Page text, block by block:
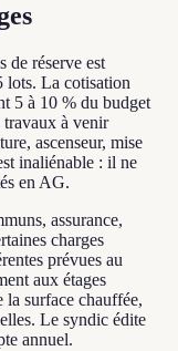
de réserve est
lots. La cotisation
5 à 10 % du budget
travaux à venir
ascenseur, mise
inaliénable : il ne
en AG.
assurance,
charges
prévues au
aux étages
la surface chauffée,
Le syndic édite
annuel.